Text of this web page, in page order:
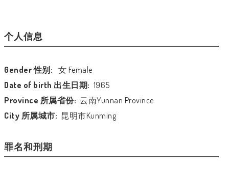
个人信息
Gender 性别: 女 Female
Date of birth 出生日期: 1965
Province 所属省份: 云南Yunnan Province
City 所属城市: 昆明市Kunming
罪名和刑期